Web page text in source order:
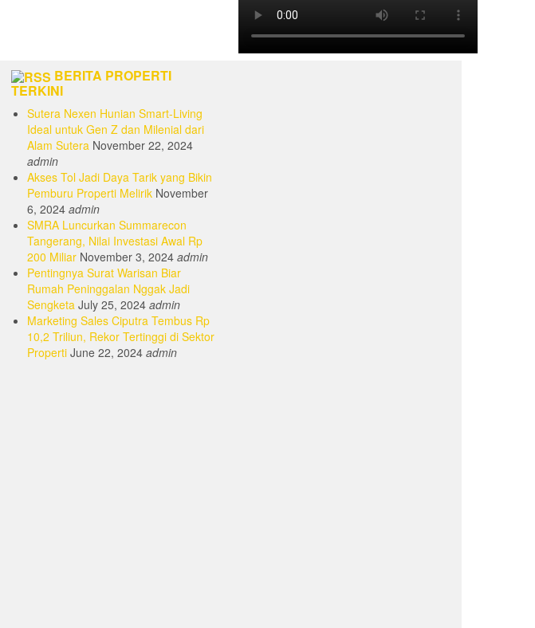
BERITA PROPERTI
TERKINI
Sutera Nexen Hunian Smart-Living
Ideal untuk Gen Z dan Milenial dari
Alam Sutera November 22, 2024
admin
Akses Tol Jadi Daya Tarik yang Bikin
Pemburu Properti Melirik November
6, 2024 admin
SMRA Luncurkan Summarecon
Tangerang, Nilai Investasi Awal Rp
200 Miliar November 3, 2024 admin
Pentingnya Surat Warisan Biar
Rumah Peninggalan Nggak Jadi
Sengketa July 25, 2024 admin
Marketing Sales Ciputra Tembus Rp
10,2 Triliun, Rekor Tertinggi di Sektor
Properti June 22, 2024 admin